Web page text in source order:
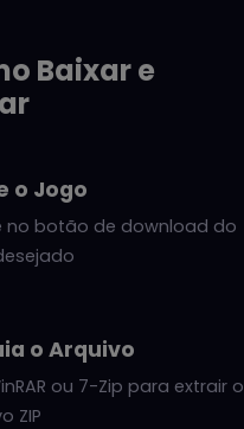
Baixar e
o Jogo
no botão de download do
o Arquivo
ou 7-Zip para extrair o
ZIP